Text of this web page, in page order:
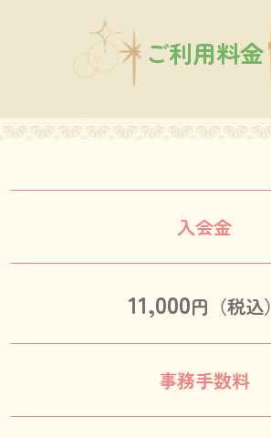
ご利用料金
入会金
11,000円（税込）
事務手数料